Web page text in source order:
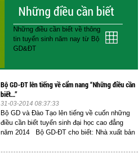
Những điều cần biết
Những điều cần biết về thông
tin tuyển sinh năm nay từ Bộ
GD&ĐT
Bộ GD-ĐT lên tiếng về cẩm nang “Những điều cần
biết…”
31-03-2014 08:37:33
Bộ GD và Đào Tạo lên tiếng về cuốn những
điều cần biết tuyển sinh đại học cao đẳng
năm 2014 Bộ GD-ĐT cho biết: Nhà xuất bản